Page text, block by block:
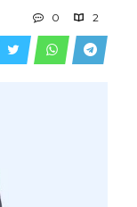
0 2